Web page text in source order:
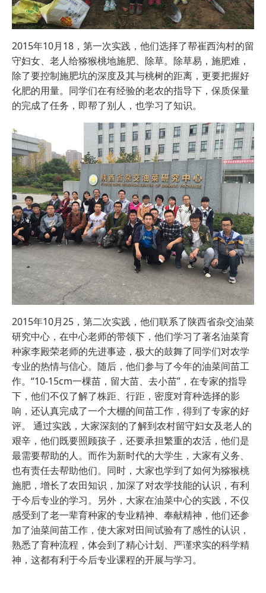
2015年10月18，第一次实践，他们选择了帮崔西沟村的留
守妇女、老人给猕猴桃地施肥、除草。除草易，施肥难，
除了要控制施肥坑的深度及其与桃树的距离，更要把握好
化肥的用量。同学们在有经验的老农的指导下，保质保量
的完成了任务，即帮了别人，也学习了知识。
2015年10月25，第二次实践，他们联系了陕西省杂交油菜
研究中心，在中心老师的带领下，他们学习了著名油菜育
种家李殿荣老师的先进事迹，极大的鼓舞了同学们对农学
专业的热情与信心。随后，他们参与了今年的油菜间苗工
作。“10-15cm一棵苗，留大苗、去小苗”，在专家的指导
下，他们不仅了解了株距、行距，密度对育种选择的影
响，还认真完成了一个大棚的间苗工作，得到了专家的好
评。 通过实践，大家深刻的了解到农村留守妇女及老人的
艰辛，他们既要照顾孩子，还要承担繁重的农活，他们是
最需要帮助的人。而作为新时代的大学生，大家有义务、
也有责任去帮助他们。同时，大家也学到了如何为猕猴桃
施肥，增长了农田知识，加深了对农学技能的认识，有利
于今后专业的学习。另外，大家在油菜中心的实践，不仅
感受到了老一辈育种家的专业精神、奉献精神，他们还参
加了油菜间苗工作，使大家对田间试验有了感性的认识，
熟悉了育种流程，体会到了精心计划、严谨求实的科学精
神，这都有利于今后专业课程的开展与学习。